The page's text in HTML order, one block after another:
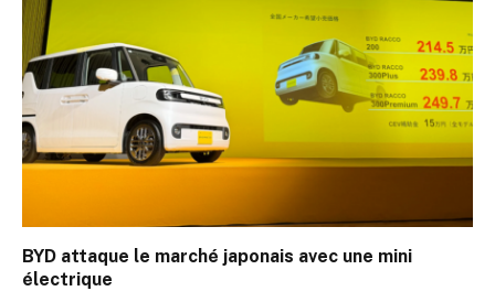
BYD attaque le marché japonais avec une mini
électrique